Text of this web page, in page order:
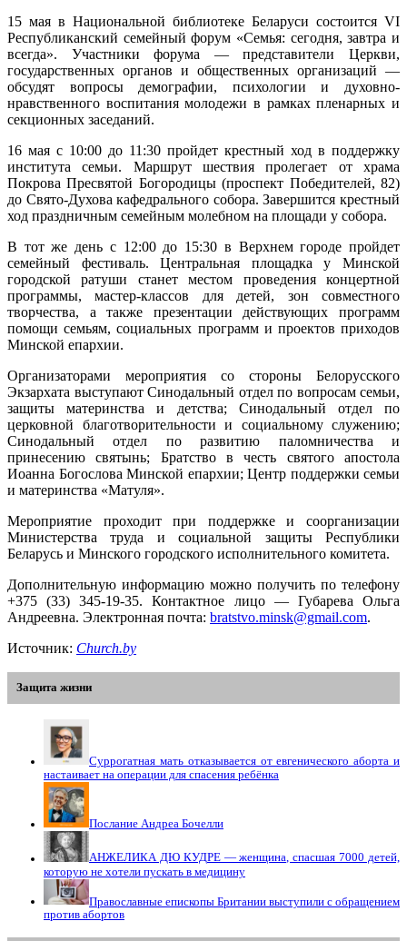
15 мая в Национальной библиотеке Беларуси состоится VI
Республиканский семейный форум «Семья: сегодня, завтра и
всегда». Участники форума — представители Церкви,
государственных органов и общественных организаций —
обсудят вопросы демографии, психологии и духовно-
нравственного воспитания молодежи в рамках пленарных и
секционных заседаний.
16 мая с 10:00 до 11:30 пройдет крестный ход в поддержку
института семьи. Маршрут шествия пролегает от храма
Покрова Пресвятой Богородицы (проспект Победителей, 82)
до Свято-Духова кафедрального собора. Завершится крестный
ход праздничным семейным молебном на площади у собора.
В тот же день с 12:00 до 15:30 в Верхнем городе пройдет
семейный фестиваль. Центральная площадка у Минской
городской ратуши станет местом проведения концертной
программы, мастер-классов для детей, зон совместного
творчества, а также презентации действующих программ
помощи семьям, социальных программ и проектов приходов
Минской епархии.
Организаторами мероприятия со стороны Белорусского
Экзархата выступают Синодальный отдел по вопросам семьи,
защиты материнства и детства; Синодальный отдел по
церковной благотворительности и социальному служению;
Синодальный отдел по развитию паломничества и
принесению святынь; Братство в честь святого апостола
Иоанна Богослова Минской епархии; Центр поддержки семьи
и материнства «Матуля».
Мероприятие проходит при поддержке и соорганизации
Министерства труда и социальной защиты Республики
Беларусь и Минского городского исполнительного комитета.
Дополнительную информацию можно получить по телефону
+375 (33) 345-19-35. Контактное лицо — Губарева Ольга
Андреевна. Электронная почта: bratstvo.minsk@gmail.com.
Источник: Church.by
Защита жизни
Суррогатная мать отказывается от евгенического аборта и
настаивает на операции для спасения ребёнка
Послание Андреа Бочелли
АНЖЕЛИКА ДЮ КУДРЕ — женщина, спасшая 7000 детей,
которую не хотели пускать в медицину
Православные епископы Британии выступили с обращением
против абортов